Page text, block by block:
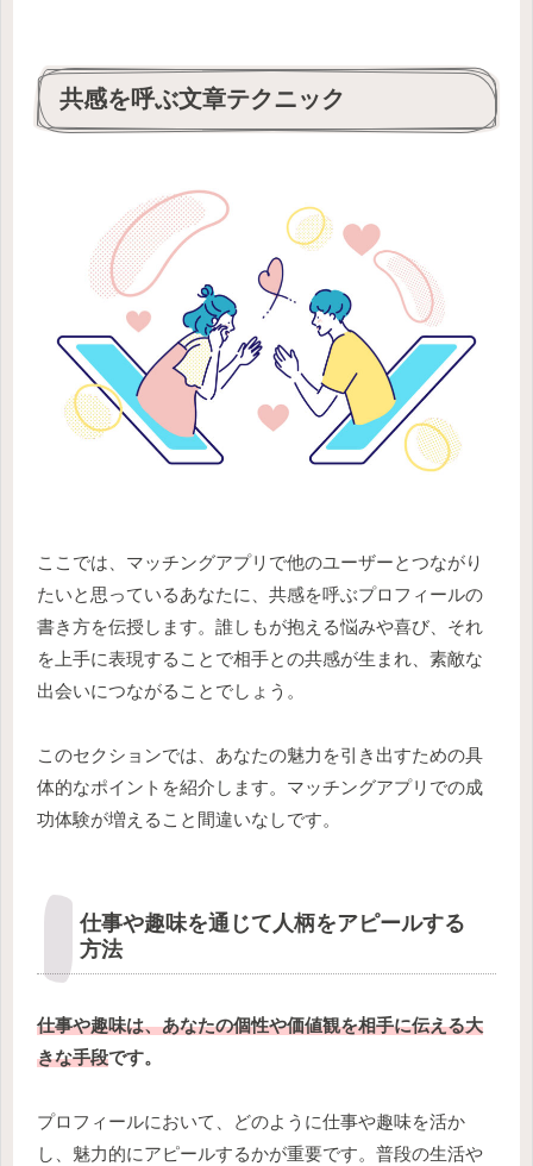
共感を呼ぶ文章テクニック
ここでは、マッチングアプリで他のユーザーとつながり
たいと思っているあなたに、共感を呼ぶプロフィールの
書き方を伝授します。誰しもが抱える悩みや喜び、それ
を上手に表現することで相手との共感が生まれ、素敵な
出会いにつながることでしょう。
このセクションでは、あなたの魅力を引き出すための具
体的なポイントを紹介します。マッチングアプリでの成
功体験が増えること間違いなしです。
仕事や趣味を通じて人柄をアピールする
方法
仕事や趣味は、あなたの個性や価値観を相手に伝える大
きな手段です。
プロフィールにおいて、どのように仕事や趣味を活か
し、魅力的にアピールするかが重要です。普段の生活や